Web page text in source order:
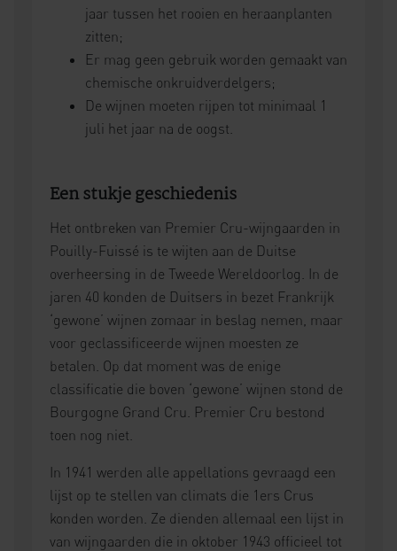
jaar tussen het rooien en heraanplanten
zitten;
Er mag geen gebruik worden gemaakt van
chemische onkruidverdelgers;
De wijnen moeten rijpen tot minimaal 1
juli het jaar na de oogst.
Een stukje geschiedenis
Het ontbreken van Premier Cru-wijngaarden in
Pouilly-Fuissé is te wijten aan de Duitse
overheersing in de Tweede Wereldoorlog. In de
jaren 40 konden de Duitsers in bezet Frankrijk
‘gewone’ wijnen zomaar in beslag nemen, maar
voor geclassificeerde wijnen moesten ze
betalen. Op dat moment was de enige
classificatie die boven ‘gewone’ wijnen stond de
Bourgogne Grand Cru. Premier Cru bestond
toen nog niet.
In 1941 werden alle appellations gevraagd een
lijst op te stellen van climats die 1ers Crus
konden worden. Ze dienden allemaal een lijst in
van wijngaarden die in oktober 1943 officieel tot